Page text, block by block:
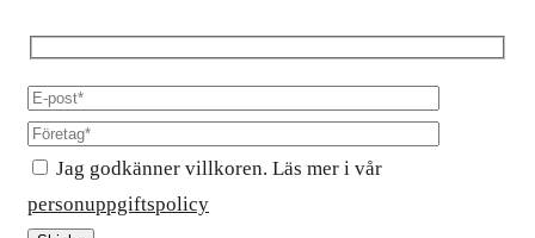
Jag godkänner villkoren. Läs mer i vår
personuppgiftspolicy